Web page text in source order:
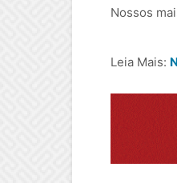
Nossos
Leia Mais: